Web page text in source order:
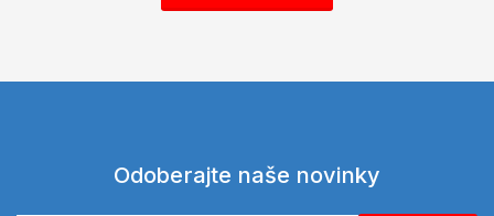
Odoberajte naše novinky